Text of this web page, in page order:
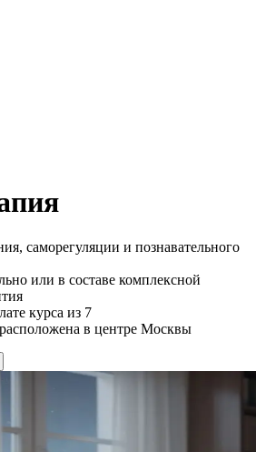
саморегуляции и познавательного
или в составе комплексной
курса из 7
в центре Москвы